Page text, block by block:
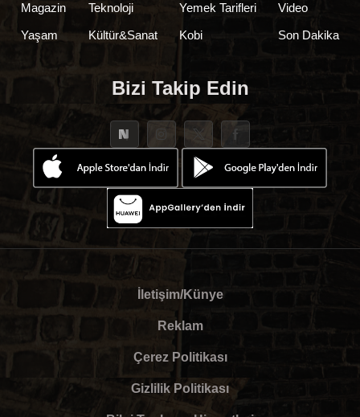
Magazin
Yaşam
Teknoloji
Kültür&Sanat
Yemek Tarifleri
Kobi
Video
Son Dakika
Bizi Takip Edin
İletişim/Künye
Reklam
Çerez Politikası
Gizlilik Politikası